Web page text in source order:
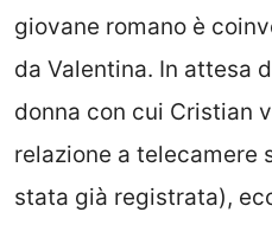
giovane romano è
da Valentina. In attesa
donna con cui Cristian
relazione a telecamere
stata già registrata),